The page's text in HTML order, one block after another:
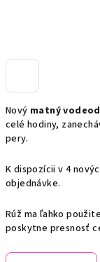
Nový matný
celé hodiny,
pery.
K dispozícii v 4
objednávke.
Rúž ma ľahko
poskytne presnosť